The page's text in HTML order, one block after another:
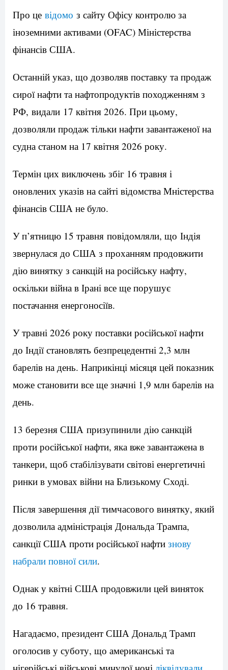
Про це відомо з сайту Офісу контролю за
іноземними активами (OFAC) Міністерства
фінансів США.
Останній указ, що дозволяв поставку та продаж
сирої нафти та нафтопродуктів походженням з
РФ, видали 17 квітня 2026. При цьому,
дозволяли продаж тільки нафти завантаженої на
судна станом на 17 квітня 2026 року.
Термін цих виключень збіг 16 травня і
оновлених указів на сайті відомства Мністерства
фінансів США не було.
У п’ятницю 15 травня повідомляли, що Індія
звернулася до США з проханням продовжити
дію винятку з санкцій на російську нафту,
оскільки війна в Ірані все ще порушує
постачання енергоносіїв.
У травні 2026 року поставки російської нафти
до Індії становлять безпрецедентні 2,3 млн
барелів на день. Наприкінці місяця цей показник
може становити все ще значні 1,9 млн барелів на
день.
13 березня США призупинили дію санкцій
проти російської нафти, яка вже завантажена в
танкери, щоб стабілізувати світові енергетичні
ринки в умовах війни на Близькому Сході.
Після завершення дії тимчасового винятку, який
дозволила адміністрація Дональда Трампа,
санкції США проти російської нафти знову
набрали повної сили.
Однак у квітні США продовжили цей виняток
до 16 травня.
Нагадаємо, президент США Дональд Трамп
оголосив у суботу, що американські та